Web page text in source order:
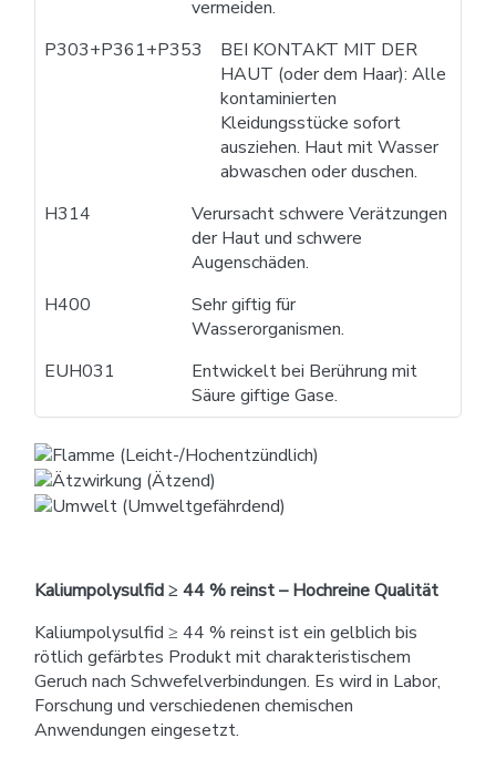
vermeiden.
P303+P361+P353
BEI KONTAKT MIT DER
HAUT (oder dem Haar): Alle
kontaminierten
Kleidungsstücke sofort
ausziehen. Haut mit Wasser
abwaschen oder duschen.
H314
Verursacht schwere Verätzungen
der Haut und schwere
Augenschäden.
H400
Sehr giftig für
Wasserorganismen.
EUH031
Entwickelt bei Berührung mit
Säure giftige Gase.
Kaliumpolysulfid ≥ 44 % reinst – Hochreine Qualität
Kaliumpolysulfid ≥ 44 % reinst ist ein gelblich bis
rötlich gefärbtes Produkt mit charakteristischem
Geruch nach Schwefelverbindungen. Es wird in Labor,
Forschung und verschiedenen chemischen
Anwendungen eingesetzt.